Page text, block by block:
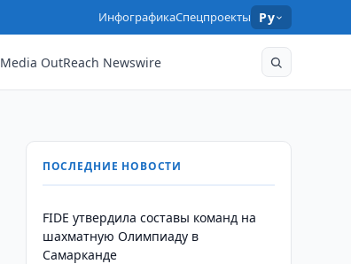
ИнфографикаСпецпроекты Ру
Media OutReach Newswire
ПОСЛЕДНИЕ НОВОСТИ
FIDE утвердила составы команд на
шахматную Олимпиаду в
Самарканде